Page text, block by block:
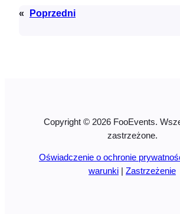
«
Poprzedni
Copyright © 2026 FooEvents.
zastrzeżone.
Oświadczenie o ochronie
warunki
Zastrzeżenie